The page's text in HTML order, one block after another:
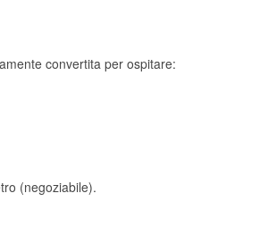
convertita per ospitare:
(negoziabile).